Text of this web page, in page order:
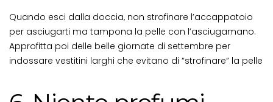
Quando esci dalla doccia, non strofinare l’accappatoio
per asciugarti ma tampona la pelle con l’asciugamano.
Approfitta poi delle belle giornate di settembre per
indossare vestitini larghi che evitano di “strofinare” la pelle